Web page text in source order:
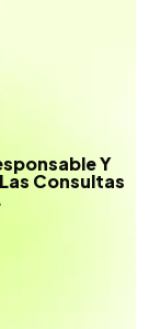
Y
Consultas